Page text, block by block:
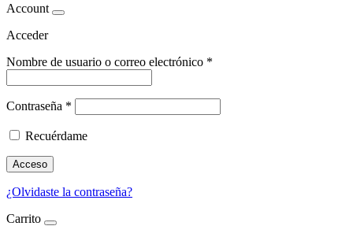
Account
Acceder
Nombre de usuario o correo electrónico *
Contraseña *
Recuérdame
Acceso
¿Olvidaste la contraseña?
Carrito